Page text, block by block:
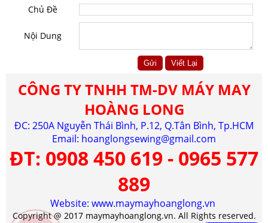
Chủ Đề
Nội Dung
CÔNG TY TNHH TM-DV MÁY MAY
HOÀNG LONG
ĐC: 250A Nguyễn Thái Bình, P.12, Q.Tân Bình, Tp.HCM
Email: hoanglongsewing@gmail.com
ĐT: 0908 450 619 - 0965 577
889
Website: www.maymayhoanglong.vn
Copyright @ 2017 maymayhoanglong.vn. All Rights reserved.